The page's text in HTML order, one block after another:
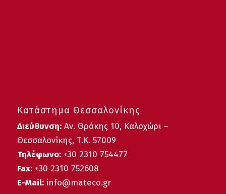
Κατάστημα Θεσσαλονίκης
Διεύθυνση:Αν. Θράκης 10, Καλοχώρι –
Θεσσαλονίκης, Τ.Κ. 57009
Τηλέφωνο:+30 2310 754477
Fax:+30 2310 752608
E-Mail:info@mateco.gr